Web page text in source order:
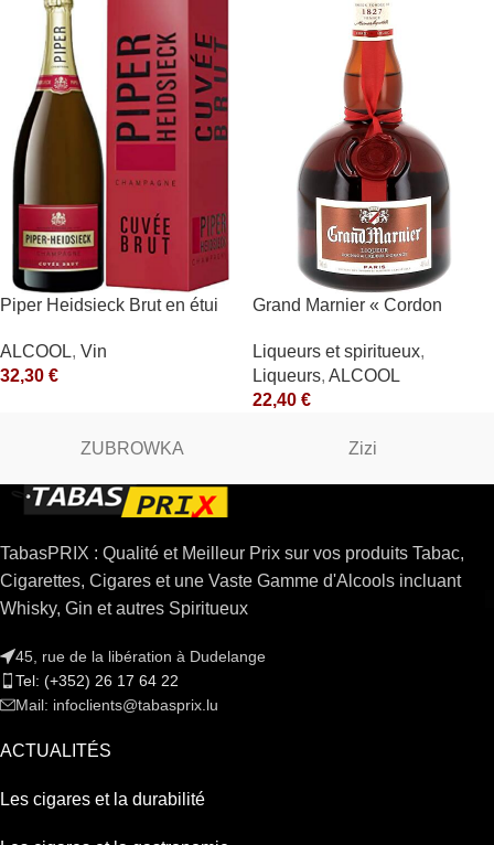
Piper Heidsieck Brut en étui
ALCOOL, Vin
32,30 €
Grand Marnier « Cordon
Lapostolle
Liqueurs et spiritueux,
Liqueurs, ALCOOL
22,40 €
ZUBROWKA Zizi
TabasPRIX : Qualité et Meilleur Prix sur vos produits Tabac,
Cigarettes, Cigares et une Vaste Gamme d'Alcools incluant
Whisky, Gin et autres Spiritueux
45, rue de la libération à Dudelange
Tel: (+352) 26 17 64 22
Mail: infoclients@tabasprix.lu
ACTUALITÉS
Les cigares et la durabilité